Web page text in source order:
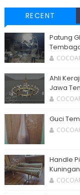
RECENT
Patung
Ahli
Jawa
Guci
Handle
Kuningan